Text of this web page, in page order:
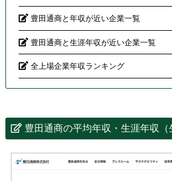
豊田通商と年収が近い企業一覧
豊田通商と生涯年収が近い企業一覧
全上場企業年収ランキング
豊田通商の平均年収・生涯年収